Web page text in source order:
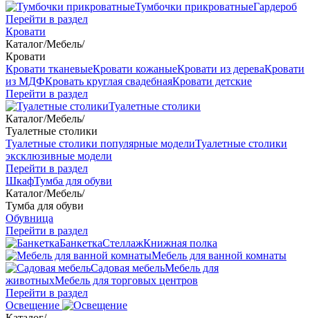
Тумбочки прикроватныеГардероб
Перейти в раздел
Кровати
Каталог/Мебель/
Кровати
Кровати тканевыеКровати кожаныеКровати из дереваКровати
из МДФКровать круглая свадебнаяКровати детские
Перейти в раздел
Туалетные столики
Каталог/Мебель/
Туалетные столики
Туалетные столики популярные моделиТуалетные столики
эксклюзивные модели
Перейти в раздел
ШкафТумба для обуви
Каталог/Мебель/
Тумба для обуви
Обувница
Перейти в раздел
БанкеткаСтеллажКнижная полка
Мебель для ванной комнаты
Садовая мебельМебель для
животныхМебель для торговых центров
Перейти в раздел
Освещение